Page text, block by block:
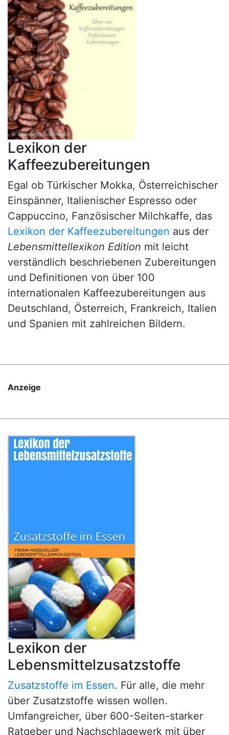
Lexikon der
Kaffeezubereitungen
Egal ob Türkischer Mokka, Österreichischer
Einspänner, Italienischer Espresso oder
Cappuccino, Fanzösischer Milchkaffe, das
Lexikon der Kaffeezubereitungen aus der
Lebensmittellexikon Edition mit leicht
verständlich beschriebenen Zubereitungen
und Definitionen von über 100
internationalen Kaffeezubereitungen aus
Deutschland, Österreich, Frankreich, Italien
und Spanien mit zahlreichen Bildern.
Anzeige
Lexikon der
Lebensmittelzusatzstoffe
Zusatzstoffe im Essen. Für alle, die mehr
über Zusatzstoffe wissen wollen.
Umfangreicher, über 600-Seiten-starker
Ratgeber und Nachschlagewerk mit über